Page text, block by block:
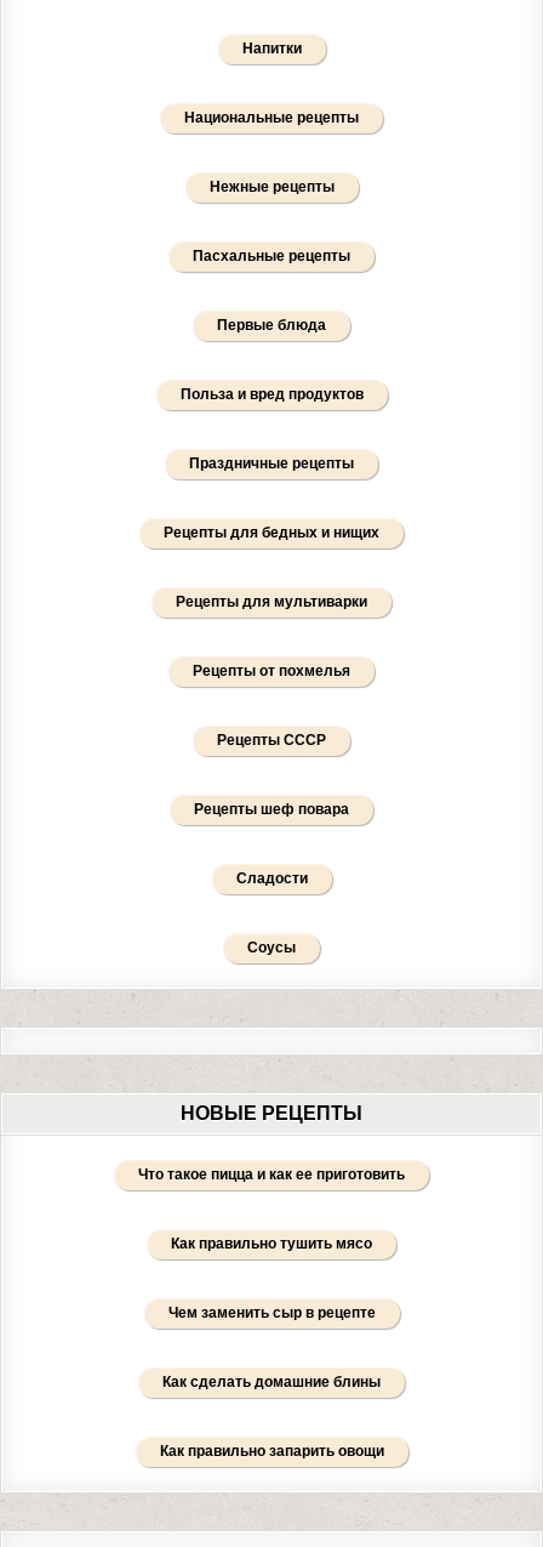
Напитки
Национальные рецепты
Нежные рецепты
Пасхальные рецепты
Первые блюда
Польза и вред продуктов
Праздничные рецепты
Рецепты для бедных и нищих
Рецепты для мультиварки
Рецепты от похмелья
Рецепты СССР
Рецепты шеф повара
Сладости
Соусы
НОВЫЕ РЕЦЕПТЫ
Что такое пицца и как ее приготовить
Как правильно тушить мясо
Чем заменить сыр в рецепте
Как сделать домашние блины
Как правильно запарить овощи